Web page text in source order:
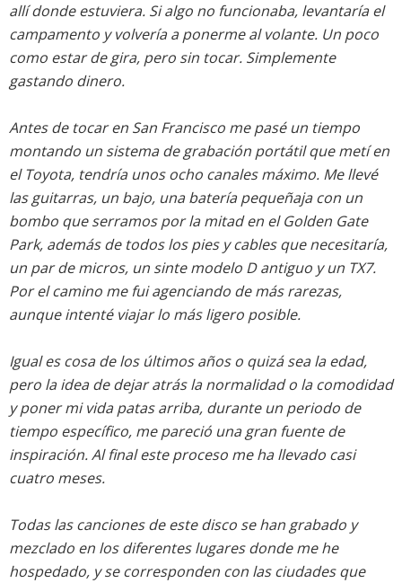
allí donde estuviera. Si algo no funcionaba, levantaría el
campamento y volvería a ponerme al volante. Un poco
como estar de gira, pero sin tocar. Simplemente
gastando dinero.
Antes de tocar en San Francisco me pasé un tiempo
montando un sistema de grabación portátil que metí en
el Toyota, tendría unos ocho canales máximo. Me llevé
las guitarras, un bajo, una batería pequeñaja con un
bombo que serramos por la mitad en el Golden Gate
Park, además de todos los pies y cables que necesitaría,
un par de micros, un sinte modelo D antiguo y un TX7.
Por el camino me fui agenciando de más rarezas,
aunque intenté viajar lo más ligero posible.
Igual es cosa de los últimos años o quizá sea la edad,
pero la idea de dejar atrás la normalidad o la comodidad
y poner mi vida patas arriba, durante un periodo de
tiempo específico, me pareció una gran fuente de
inspiración. Al final este proceso me ha llevado casi
cuatro meses.
Todas las canciones de este disco se han grabado y
mezclado en los diferentes lugares donde me he
hospedado, y se corresponden con las ciudades que